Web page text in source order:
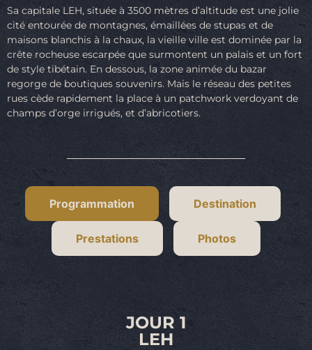
Sa capitale LEH, située à 3500 mètres d’altitude est une jolie
cité entourée de montagnes, émaillées de stupas et de
maisons blanchis à la chaux, la vieille ville est dominée par la
crête rocheuse escarpée que surmontent un palais et un fort
de style tibétain. En dessous, la zone animée du bazar
regorge de boutiques souvenirs. Mais le réseau des petites
rues cède rapidement la place à un patchwork verdoyant de
champs d’orge irrigués, et d’abricotiers.
Programmation Destination
Prestations Photos
JOUR 1
LEH